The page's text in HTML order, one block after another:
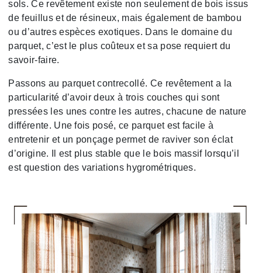
sols. Ce revêtement existe non seulement de bois issus
de feuillus et de résineux, mais également de bambou
ou d’autres espèces exotiques. Dans le domaine du
parquet, c’est le plus coûteux et sa pose requiert du
savoir-faire.
Passons au parquet contrecollé. Ce revêtement a la
particularité d’avoir deux à trois couches qui sont
pressées les unes contre les autres, chacune de nature
différente. Une fois posé, ce parquet est facile à
entretenir et un ponçage permet de raviver son éclat
d’origine. Il est plus stable que le bois massif lorsqu’il
est question des variations hygrométriques.